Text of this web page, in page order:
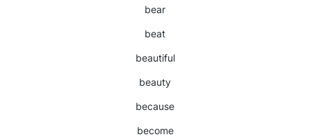
bear
beat
beautiful
beauty
because
become